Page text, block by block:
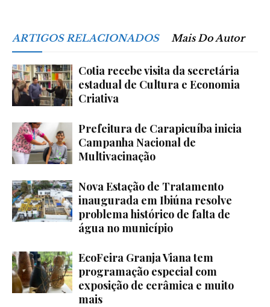
ARTIGOS RELACIONADOS Mais Do Autor
Cotia recebe visita da secretária
estadual de Cultura e Economia
Criativa
Prefeitura de Carapicuíba inicia
Campanha Nacional de
Multivacinação
Nova Estação de Tratamento
inaugurada em Ibiúna resolve
problema histórico de falta de
água no município
EcoFeira Granja Viana tem
programação especial com
exposição de cerâmica e muito
mais